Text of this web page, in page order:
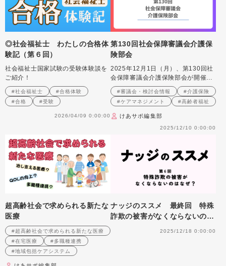
◎社会福祉士 わたしの合格体
験記（第６回）
社会福祉士国家試験の受験体験談を
ご紹介！
#社会福祉士
#合格体験
#合格
#受験
2026/04/09 0:00:00
第130回社会保障審議会介護保
険部会
2025年12月1日（月）、第130回社
会保障審議会介護保険部会が開催さ
れました。
#審議会・検討会情報
#介護保険
#ケアマネジメント
#高齢者福祉
けあサポ編集部
2025/12/10 0:00:00
超高齢社会で求められる新たな
医療
#超高齢社会で求められる新たな医療
#在宅医療
#多職種連携
#地域包括ケアシステム
ナッジのススメ 最終回 特殊
詐欺の被害がなくならないのは
2025/12/18 0:00:00